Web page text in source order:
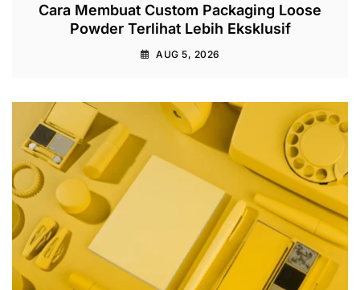
Cara Membuat Custom Packaging Loose
Powder Terlihat Lebih Eksklusif
AUG 5, 2026